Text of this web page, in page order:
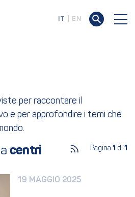
IT EN
per raccontare il
e per approfondire i temi che
centri Pagina 1 di 1
19 MAGGIO 2025